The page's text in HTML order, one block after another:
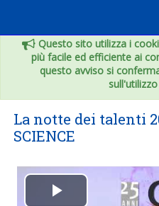
Questo sito utilizza i
più facile ed efficiente ai
questo avviso si
La notte dei talenti
SCIENCE